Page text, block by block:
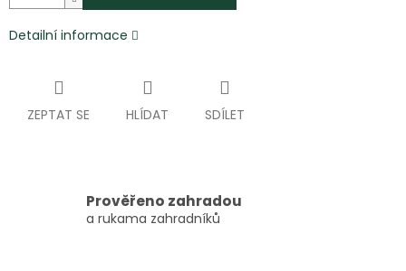
Detailní informace
ZEPTAT SE HLÍDAT SDÍLET
Prověřeno zahradou
a rukama zahradníků